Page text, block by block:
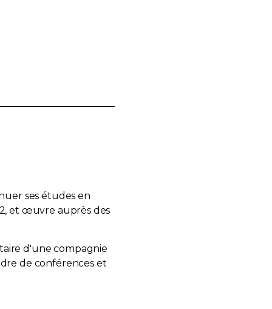
ses études en
et œuvre auprès des
d'une compagnie
de conférences et